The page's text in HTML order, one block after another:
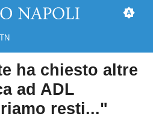
ha chiesto altre
ad ADL
resti..."